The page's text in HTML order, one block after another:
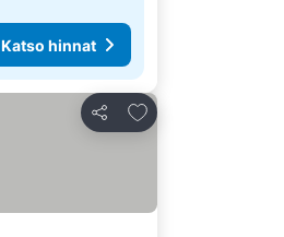
Katso hinnat
Jaa
Lisää suosikkeihin